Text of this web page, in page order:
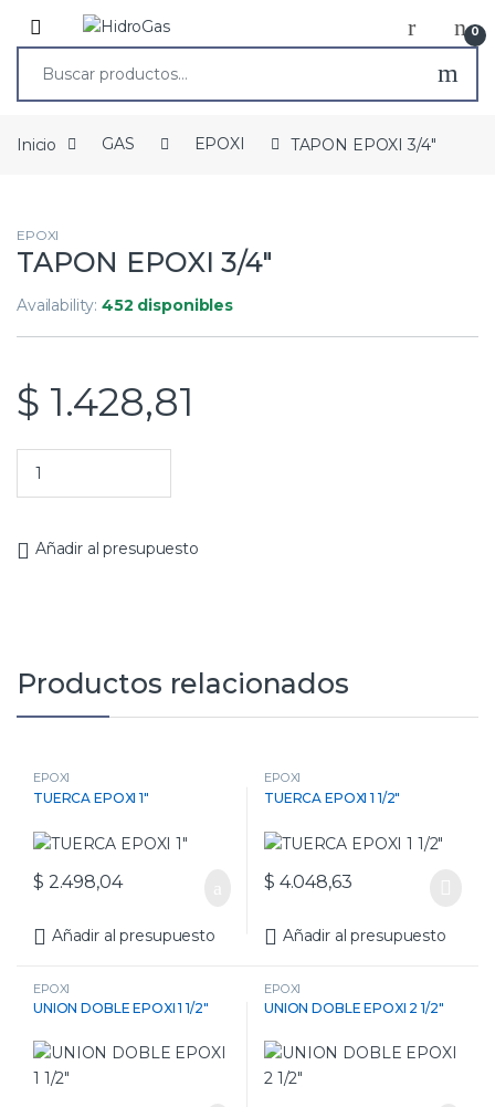
0
Inicio GAS EPOXI TAPON EPOXI 3/4″
EPOXI
TAPON EPOXI 3/4″
Availability:452 disponibles
$ 1.428,81
Añadir al presupuesto
Productos relacionados
EPOXI
TUERCA EPOXI 1″
$ 2.498,04
Añadir al presupuesto
EPOXI
TUERCA EPOXI 1 1/2″
$ 4.048,63
Añadir al presupuesto
EPOXI
UNION DOBLE EPOXI 1 1/2″
EPOXI
UNION DOBLE EPOXI 2 1/2″